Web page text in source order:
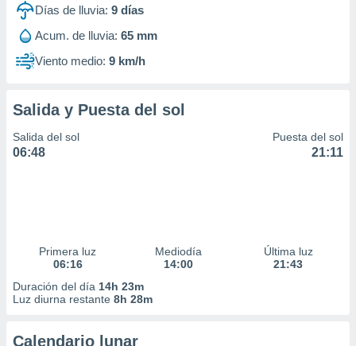
utilizar
la
contenido
o a través
de
uso de
Días de lluvia: 9 días
Acum. de lluvia: 65 mm
Viento medio: 9 km/h
Salida y Puesta del sol
Salida del sol
06:48
Puesta del sol
21:11
Primera luz
06:16
Mediodía
14:00
Última luz
21:43
Duración del día 14h 23m
Luz diurna restante 8h 28m
Calendario lunar